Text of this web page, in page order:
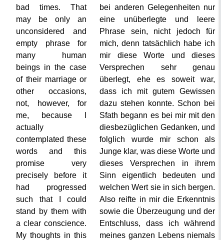
bad times. That
may be only an
unconsidered and
empty phrase for
many human
beings in the case
of their marriage or
other occasions,
not, however, for
me, because I
actually
contemplated these
words and this
promise very
precisely before it
had progressed
such that I could
stand by them with
a clear conscience.
My thoughts in this
bei anderen Gelegenheiten nur
eine unüberlegte und leere
Phrase sein, nicht jedoch für
mich, denn tatsächlich habe ich
mir diese Worte und dieses
Versprechen sehr genau
überlegt, ehe es soweit war,
dass ich mit gutem Gewissen
dazu stehen konnte. Schon bei
Sfath begann es bei mir mit den
diesbezüglichen Gedanken, und
folglich wurde mir schon als
Junge klar, was diese Worte und
dieses Versprechen in ihrem
Sinn eigentlich bedeuten und
welchen Wert sie in sich bergen.
Also reifte in mir die Erkenntnis
sowie die Überzeugung und der
Entschluss, dass ich während
meines ganzen Lebens niemals